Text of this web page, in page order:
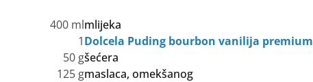
400 mlmlijeka
1Dolcela Puding bourbon vanilija premium
50 gšećera
125 gmaslaca, omekšanog